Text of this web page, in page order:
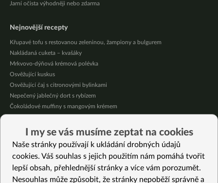
Jarní očista výhodněji nebo zdarma
Nejnovější recepty
Křupavé tofu s restovanou zeleninou, žampiony a bulgurem
Nakládaná cuketa – kvašáky
Mrkvovo-dýňová krémová polévka
Osvěžující kuskus
Osvěžující čaj s citronovými bylinkami
Nepečený jablečný dort s rybízem
Čokoládové muffiny s mangovým krémem
Krémová zeleninová polévka s koprem a vločkami
Celozrnná rýže basmati se zeleninou
Kynutý štrúdl z kvásku
I my se vás musíme zeptat na cookies
Naše stránky používají k ukládání drobných údajů
cookies. Váš souhlas s jejich použitím nám pomáhá tvořit
lepší obsah, přehlednější stránky a více vám porozumět.
Nesouhlas může způsobit, že stránky nepoběží správně a